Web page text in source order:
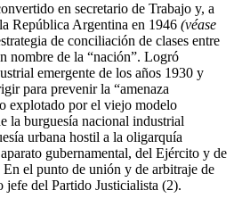
en secretario de Trabajo y, a
República Argentina en 1946 (véase
de conciliación de clases entre
nombre de la “nación”. Logró
emergente de los años 1930 y
para prevenir la “amenaza
explotado por el viejo modelo
la burguesía nacional industrial
urbana hostil a la oligarquía
gubernamental, del Ejército y de
En el punto de unión y de arbitraje de
jefe del Partido Justicialista (2).